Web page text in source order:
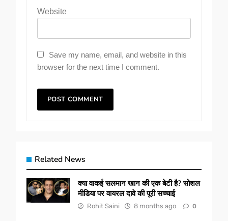
Website
Save my name, email, and website in this
browser for the next time I comment.
Related News
क्या वाकई सलमान खान की एक बेटी है? सोशल
मीडिया पर वायरल दावे की पूरी सच्चाई
Rohit Saini 8 months ago 0